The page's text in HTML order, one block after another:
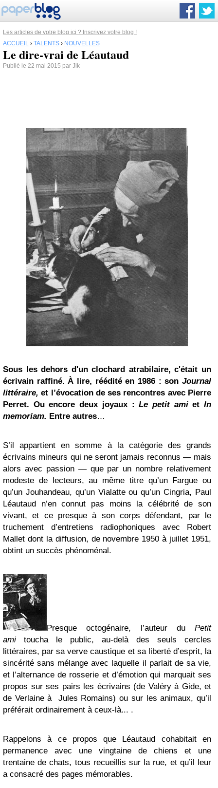
Les articles de votre blog ici ? Inscrivez votre blog !
ACCUEIL › TALENTS › NOUVELLES
Le dire-vrai de Léautaud
Publié le 22 mai 2015 par Jlk
Sous les dehors d'un clochard atrabilaire, c'était un
écrivain raffiné. À lire, réédité en 1986 : son Journal
littéraire, et l’évocation de ses rencontres avec Pierre
Perret. Ou encore deux joyaux :Le petit amietIn
memoriam. Entre autres…
S’il appartient en somme à la catégorie des grands
écrivains mineurs qui ne seront jamais reconnus — mais
alors avec passion — que par un nombre relativement
modeste de lecteurs, au même titre qu’un Fargue ou
qu’un Jouhandeau, qu’un Vialatte ou qu’un Cingria, Paul
Léautaud n’en connut pas moins la célébrité de son
vivant, et ce presque à son corps défendant, par le
truchement d’entretiens radiophoniques avec Robert
Mallet dont la diffusion, de novembre 1950 à juillet 1951,
obtint un succès phénoménal.
Presque octogénaire, l’auteur du Petit
ami toucha le public, au-delà des seuls cercles
littéraires, par sa verve caustique et sa liberté d’esprit, la
sincérité sans mélange avec laquelle il parlait de sa vie,
et l’alternance de rosserie et d’émotion qui marquait ses
propos sur ses pairs les écrivains (de Valéry à Gide, et
de Verlaine à Jules Romains) ou sur les animaux, qu’il
préférait ordinairement à ceux-là... .
Rappelons à ce propos que Léautaud cohabitait en
permanence avec une vingtaine de chiens et une
trentaine de chats, tous recueillis sur la rue, et qu’il leur
a consacré des pages mémorables.